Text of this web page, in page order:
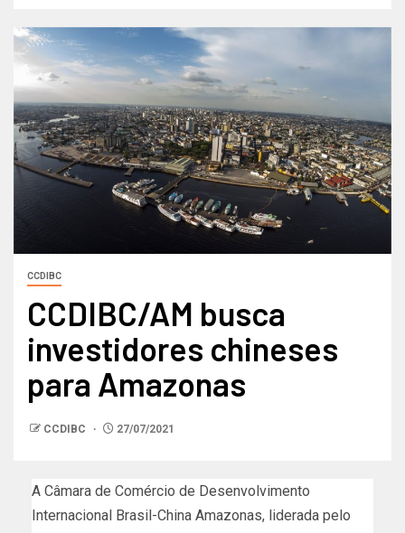
CCDIBC
CCDIBC/AM busca
investidores chineses
para Amazonas
CCDIBC 27/07/2021
A Câmara de Comércio de Desenvolvimento
Internacional Brasil-China Amazonas, liderada pelo